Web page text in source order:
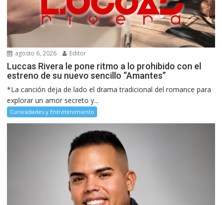
agosto 6, 2026 Editor
Luccas Rivera le pone ritmo a lo prohibido con el
estreno de su nuevo sencillo “Amantes”
*La canción deja de lado el drama tradicional del romance para
explorar un amor secreto y...
Curiosidades y Entretenimiento